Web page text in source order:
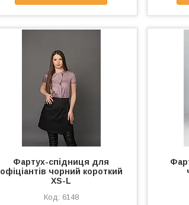
Фартух-спідниця для
офіціантів чорний короткий
XS-L
6148